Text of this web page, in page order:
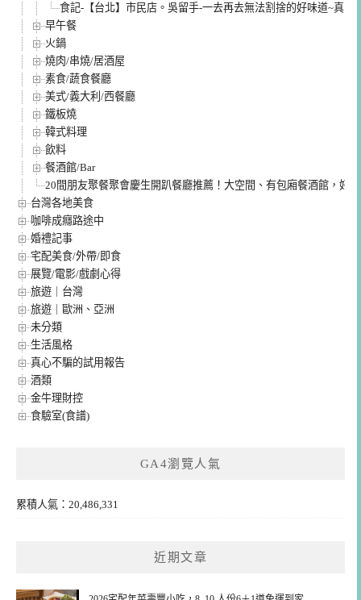
食記-【台北】市民店。吳留手-一去再去無法割捨的好味道~真的
早午餐
火鍋
燒肉/串燒/居酒屋
素食/蔬食餐廳
美式/義大利/西餐廳
鐵板燒
韓式料理
飲料
餐酒館/Bar
20間朋友聚餐聚會慶生開趴餐廳推薦！大空間、有包廂餐酒館，好
台灣各地美食
咖啡成癮路途中
婚禮記事
宅配美食/外帶/即食
展覽/電影/戲劇心得
旅遊｜台灣
旅遊｜歐洲、亞洲
未分類
生活風格
真心不騙的試用報告
酒類
金牛理財控
食驗室(食譜)
GA4瀏覽人氣
累積人氣：20,486,331
近期文章